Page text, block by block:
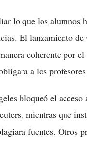
lo que los alumnos
El lanzamiento
coherente por
a los
bloqueó el acceso
mientras que
fuentes. Otros